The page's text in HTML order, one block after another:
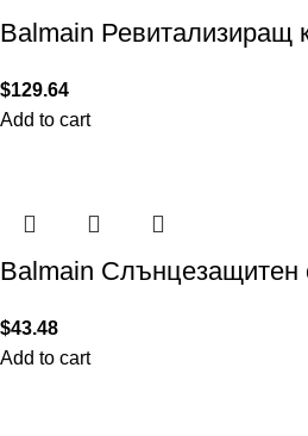
Balmain Ревитализиращ
$129.64
Add to cart
Balmain Слънцезащитен
$43.48
Add to cart